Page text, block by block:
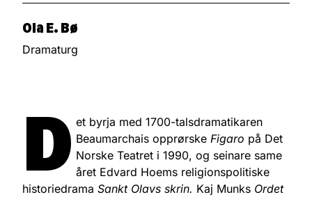
Ola E. Bø
Dramaturg
D et byrja med 1700-talsdramatikaren
Beaumarchais opprørske Figaro på Det
Norske Teatret i 1990, og seinare same
året Edvard Hoems religionspolitiske
historiedrama Sankt Olavs skrin. Kaj Munks Ordet